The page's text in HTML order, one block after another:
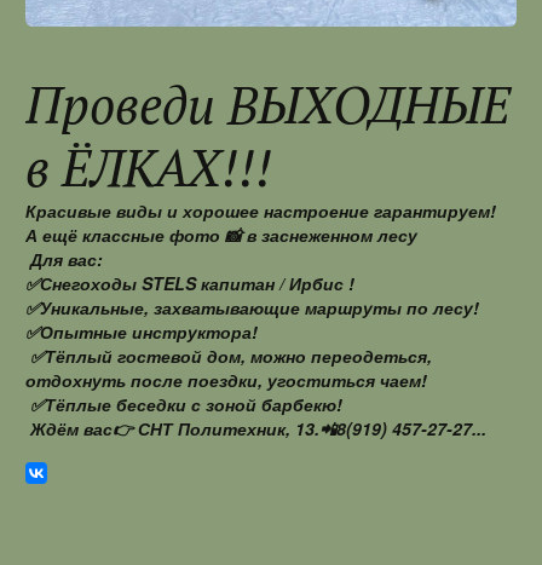
Проведи ВЫХОДНЫЕ
в ËЛКАХ!!!
Красивые виды и хорошее настроение гарантируем!
А ещё классные фото 📸 в заснеженном лесу
Для вас:
✅Снегоходы STELS капитан / Ирбис !
✅Уникальные, захватывающие маршруты по лесу!
✅Опытные инструктора!
✅Тёплый гостевой дом, можно переодеться,
отдохнуть после поездки, угоститься чаем!
✅Тёплые беседки с зоной барбекю!
Ждём вас👉 СНТ Политехник, 13.📲8(919) 457-27-27...